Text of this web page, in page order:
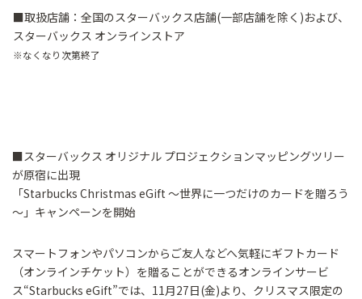
■取扱店舗：全国のスターバックス店舗(一部店舗を除く)および、
スターバックス オンラインストア
※なくなり次第終了
■スターバックス オリジナル プロジェクションマッピングツリー
が原宿に出現
「Starbucks Christmas eGift ～世界に一つだけのカードを贈ろう
～」キャンペーンを開始
スマートフォンやパソコンからご友人などへ気軽にギフトカード
（オンラインチケット）を贈ることができるオンラインサービ
ス“Starbucks eGift”では、11月27日(金)より、クリスマス限定の